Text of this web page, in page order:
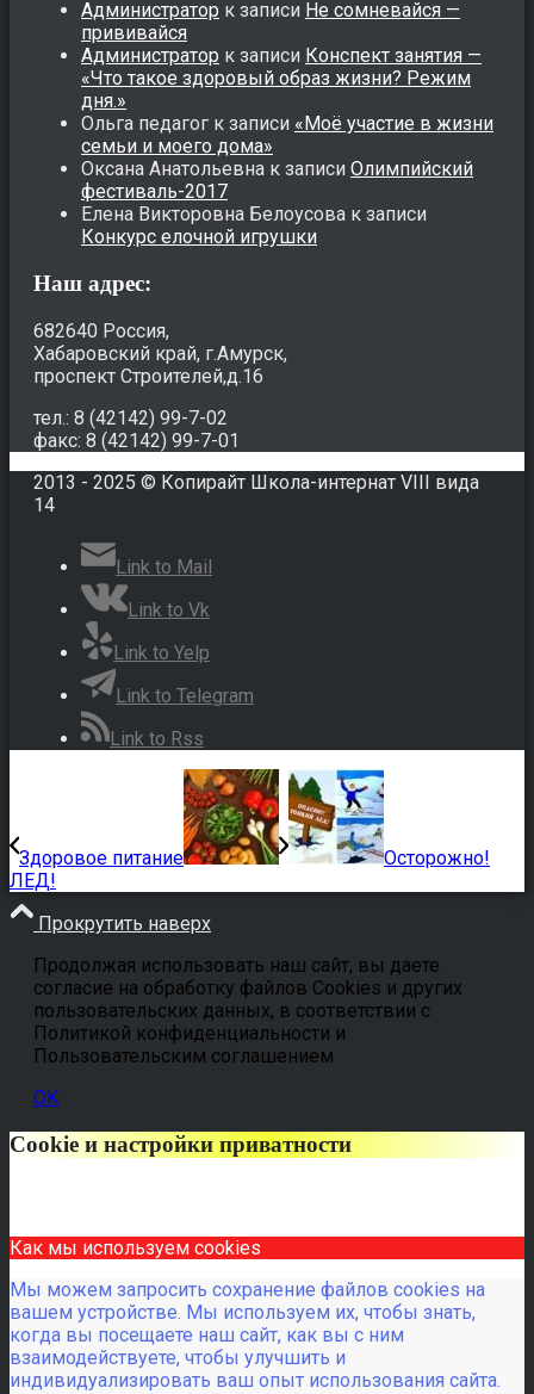
Администратор к записи Не сомневайся —
прививайся
Администратор к записи Конспект занятия —
«Что такое здоровый образ жизни? Режим
дня.»
Ольга педагог к записи «Моё участие в жизни
семьи и моего дома»
Оксана Анатольевна к записи Олимпийский
фестиваль-2017
Елена Викторовна Белоусова к записи
Конкурс елочной игрушки
Наш адрес:
682640 Россия,
Хабаровский край, г.Амурск,
проспект Строителей,д.16
тел.: 8 (42142) 99-7-02
факс: 8 (42142) 99-7-01
2013 - 2025 © Копирайт Школа-интернат VIII вида
14
Link to Mail
Link to Vk
Link to Yelp
Link to Telegram
Link to Rss
Здоровое питание
Осторожно!
ЛЕД!
Прокрутить наверх
Продолжая использовать наш сайт, вы даете
согласие на обработку файлов Cookies и других
пользовательских данных, в соответствии с
Политикой конфиденциальности и
Пользовательским соглашением
OK
Cookie и настройки приватности
Как мы используем cookies
Мы можем запросить сохранение файлов cookies на
вашем устройстве. Мы используем их, чтобы знать,
когда вы посещаете наш сайт, как вы с ним
взаимодействуете, чтобы улучшить и
индивидуализировать ваш опыт использования сайта.